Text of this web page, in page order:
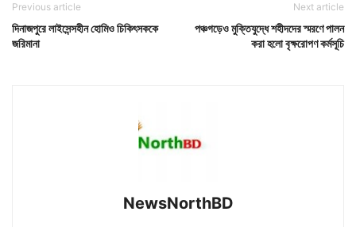
Previous article
দিনাজপুরে লাইসেন্সহীন হোমিও চিকিৎসককে
জরিমানা
Next article
পঞ্চগড়েও মুক্তিযুদ্ধে শহীদদের স্মরণে পালন
করা হলো বৃক্ষরোপণ কর্মসূচি
NewsNorthBD